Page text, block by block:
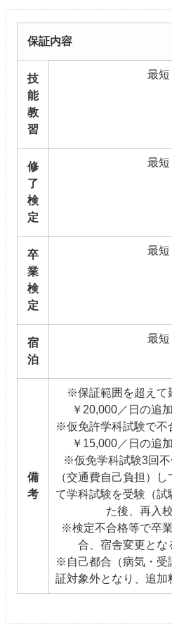
保証内容
技
能
教
習
最短
修
了
検
定
最短
卒
業
検
定
最短
宿
泊
最短
備
考
※保証範囲を超えて
￥20,000／日の追
※仮免許学科試験で不
￥15,000／日の追
※仮免学科試験3回
（交通費自己負担）
て学科試験を受験（試
た後、再入
※検定不合格等で卒
合、宿舎変更とな
※自己都合（病気・受
証対象外となり、追加